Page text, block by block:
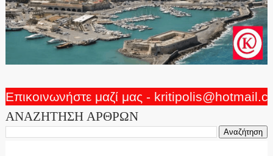
Επικοινωνήστε μαζί μας -
ΑΝΑΖΗΤΗΣΗ ΑΡΘΡΩΝ